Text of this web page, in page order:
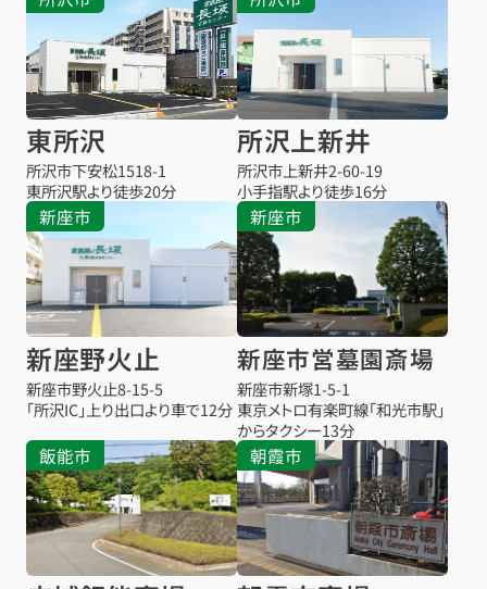
東所沢
所沢市下安松1518-1
東所沢駅より徒歩20分
所沢上新井
所沢市上新井2-60-19
小手指駅より徒歩16分
新座市
新座野火止
新座市野火止8-15-5
「所沢IC」上り出口より車で12分
新座市
新座市営墓園斎場
新座市新塚1-5-1
東京メトロ有楽町線「和光市駅」
からタクシー13分
飯能市 朝霞市